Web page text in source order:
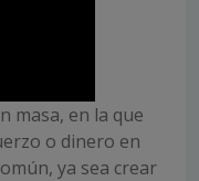
masa, en la que
o dinero en
ya sea crear